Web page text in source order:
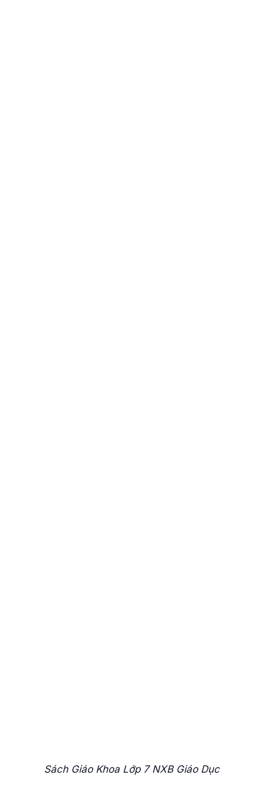
Sách Giáo Khoa Lớp 7 NXB Giáo Dục